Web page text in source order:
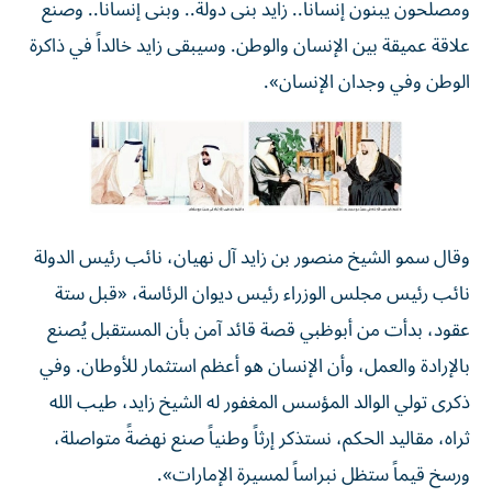
ومصلحون يبنون إنساناً.. زايد بنى دولة.. وبنى إنساناً.. وصنع
علاقة عميقة بين الإنسان والوطن. وسيبقى زايد خالداً في ذاكرة
الوطن وفي وجدان الإنسان».
وقال سمو الشيخ منصور بن زايد آل نهيان، نائب رئيس الدولة
نائب رئيس مجلس الوزراء رئيس ديوان الرئاسة، «قبل ستة
عقود، بدأت من أبوظبي قصة قائد آمن بأن المستقبل يُصنع
بالإرادة والعمل، وأن الإنسان هو أعظم استثمار للأوطان. وفي
ذكرى تولي الوالد المؤسس المغفور له الشيخ زايد، طيب الله
ثراه، مقاليد الحكم، نستذكر إرثاً وطنياً صنع نهضةً متواصلة،
ورسخ قيماً ستظل نبراساً لمسيرة الإمارات».